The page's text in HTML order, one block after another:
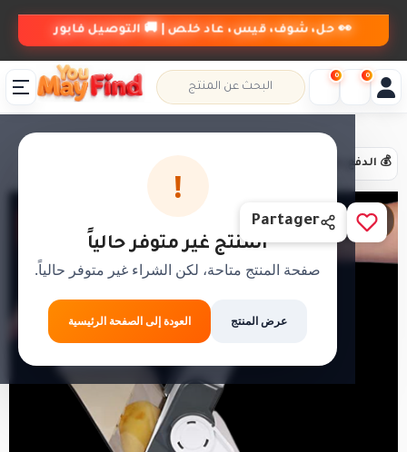
👀 حل، شوف، قيس، عاد خلص | 🚚 التوصيل فابور
!
المنتج غير متوفر حالياً
صفحة المنتج متاحة، لكن الشراء غير متوفر حالياً.
عرض المنتج العودة إلى الصفحة الرئيسية
📦 حل،قلب،عاد خلص 💰 الدفع عند الاستلام
1 / 4
Partager
0 0